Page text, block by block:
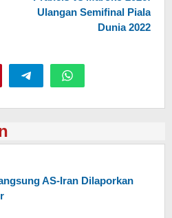
Ulangan Semifinal Piala
Dunia 2022
AS-Iran Dilaporkan